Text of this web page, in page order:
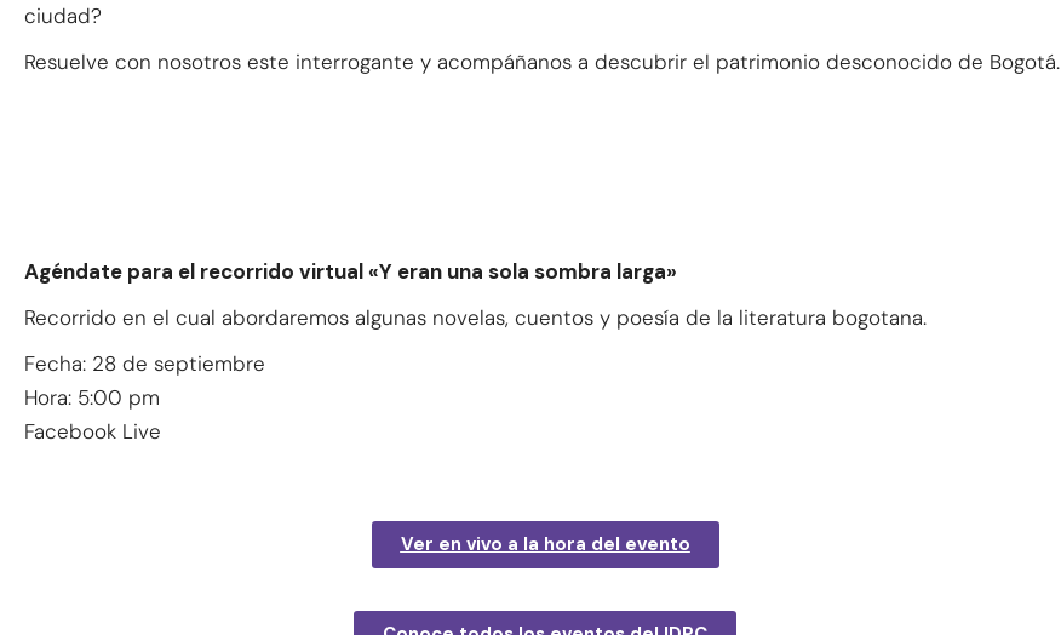
ciudad?
Resuelve con nosotros este interrogante y acompáñanos a descubrir el patrimonio desconocido de Bogotá.
Agéndate para el recorrido virtual «Y eran una sola sombra larga»
Recorrido en el cual abordaremos algunas novelas, cuentos y poesía de la literatura bogotana.
Fecha: 28 de septiembre
Hora: 5:00 pm
Facebook Live
Ver en vivo a la hora del evento